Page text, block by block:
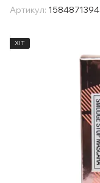
Артикул: 1584871394
ХІТ